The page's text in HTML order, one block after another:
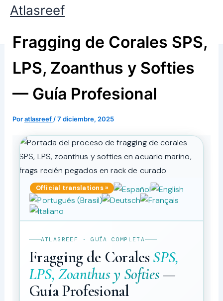
Atlasreef
Fragging de Corales SPS,
LPS, Zoanthus y Softies
— Guía Profesional
Poratlasreef /7 diciembre, 2025
Official translations »
ATLASREEF · GUÍA COMPLETA
Fragging de Corales SPS,
LPS, Zoanthus y Softies —
Guía Profesional